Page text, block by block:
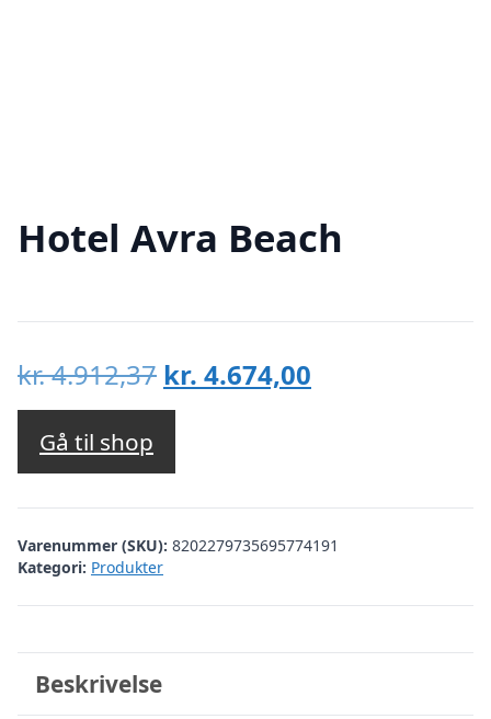
Hotel Avra Beach
kr.4.912,37 Den
oprindelige
var:
kr. 4.912,37.
kr. 4.674,00
kr. 4.674,00.
Gå til shop
Varenummer (SKU): 8202279735695774191
Kategori: Produkter
Beskrivelse